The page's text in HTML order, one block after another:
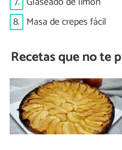
8. Masa de crepes fácil
Recetas que no te